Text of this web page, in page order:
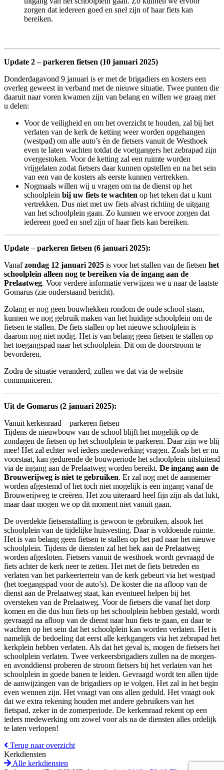
zorgen dat iedereen goed en snel zijn of haar fiets kan
bereiken.
Update 2 – parkeren fietsen (10 januari 2025)
Donderdagavond 9 januari is er met de brigadiers en kosters een
overleg geweest in verband met de nieuwe situatie. Twee punten die
daaruit naar voren kwamen zijn van belang en willen we graag met
u delen:
Voor de veiligheid en om het overzicht te houden, zal bij het
verlaten van de kerk de ketting weer worden opgehangen
(westpad) om alle auto’s én de fietsers vanuit de Westhoek
even te laten wachten totdat de voetgangers het zebrapad zijn
overgestoken. Voor de ketting zal een ruimte worden
vrijgelaten zodat fietsers daar kunnen opstellen en na het sein
van een van de kosters als eerste kunnen vertrekken.
Nogmaals willen wij u vragen om na de dienst op het
schoolplein bij uw fiets te wachten op het teken dat u kunt
vertrekken. Dus niet met uw fiets alvast richting de uitgang
van het schoolplein gaan. Zo kunnen we ervoor zorgen dat
iedereen goed en snel zijn of haar fiets kan bereiken.
Update – parkeren fietsen (6 januari 2025):
Vanafzondag 12 januari 2025 is voor het stallen van de fietsen het
schoolplein alleen nog te bereiken via de ingang aan de
Prelaatweg. Voor verdere informatie verwijzen we u naar de laatste
Gomarus (zie onderstaand bericht).
Zolang er nog geen bouwhekken rondom de oude school staan,
kunnen we nog gebruik maken van het huidige schoolplein om de
fietsen te stallen. De fiets stallen op het nieuwe schoolplein is
daarom nog niet nodig. Het is van belang geen fietsen te stallen op
het toegangspad naar het schoolplein. Dit om de doorstroom te
bevorderen.
Zodra de situatie veranderd, zullen we dat via de website
communiceren.
Uit de Gomarus (2 januari 2025):
Vanuit kerkenraad – parkeren fietsen
Tijdens de nieuwbouw van de school blijft het mogelijk op de
zondagen de fietsen op het schoolplein te parkeren. Daar zijn we blij
mee! Het zal echter wel ieders medewerking vragen. Zoals het er nu
voorstaat, kan gedurende de bouwperiode het schoolplein uitsluitend
via de ingang aan de Prelaatweg worden bereikt. De ingang aan de
Brouwerijweg is niet te gebruiken. Er zal nog met de aannemer
worden afgestemd of het toch niet mogelijk is een ingang vanaf de
Brouwerijweg te creëren. Het zou uiteraard heel fijn zijn als dat lukt,
maar daar mogen we op dit moment niet vanuit gaan.
De overdekte fietsenstalling is gewoon te gebruiken, alsook het
schoolplein van de tijdelijke huisvesting. Daar is voldoende ruimte.
Het is van belang geen fietsen te stallen op het pad naar het nieuwe
schoolplein. Tijdens de diensten zal het hek aan de Prelaatweg
worden afgesloten. Fietsers vanuit de westhoek wordt gevraagd de
fiets achter de kerk neer te zetten. Het met de fiets betreden en
verlaten van het parkeerterrein van de kerk gebeurt via het westpad
(het toegangspad voor de auto’s). De koster die na afloop van de
dienst aan de Prelaatweg staat, kan eventueel helpen bij het
oversteken van de Prelaatweg. Voor de fietsers die vanaf het dorp
komen en die dus hun fiets op het schoolplein hebben gestald, wordt
gevraagd na afloop van de dienst naar hun fiets te gaan, en daar te
wachten op het sein dat het schoolplein kan worden verlaten. Het is
namelijk de bedoeling dat eerst alle kerkgangers via het zebrapad het
kerkplein hebben verlaten. Als dat het geval is, mogen de fietsers het
schoolplein verlaten. Twee verkeersbrigadiers zullen na de morgen-
en avonddienst proberen de stroom fietsers bij het verlaten van het
schoolplein in goede banen te leiden. Gevraagd wordt ten allen tijde
de aanwijzingen van de brigadiers op te volgen. Het zal in het begin
even wennen zijn. Het vraagt van ons allen geduld. Het vraagt ook
dat we extra rekening houden met andere gebruikers van het
fietspad, zeker in de zomerperiode. De kerkenraad rekent op een
ieders medewerking om zowel voor als na de diensten alles ordelijk
te laten verlopen!
Terug naar overzicht
Kerkdiensten
Alle kerkdiensten